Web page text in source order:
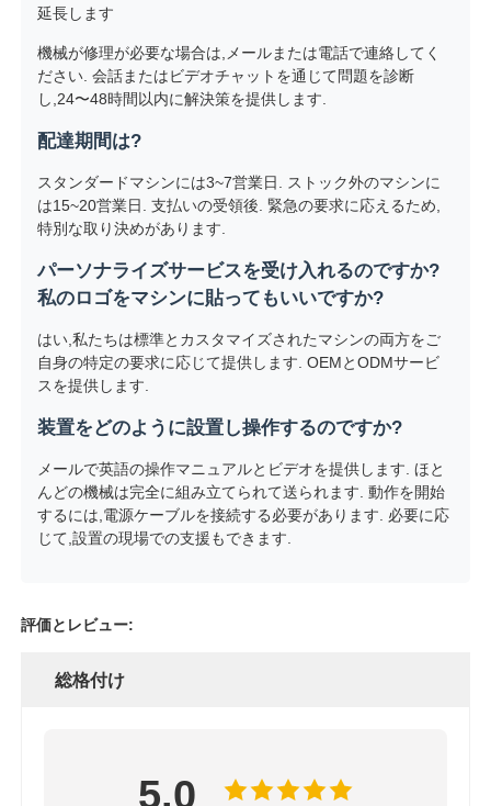
延長します
機械が修理が必要な場合は,メールまたは電話で連絡してく
ださい. 会話またはビデオチャットを通じて問題を診断
し,24〜48時間以内に解決策を提供します.
配達期間は?
スタンダードマシンには3~7営業日. ストック外のマシンに
は15~20営業日. 支払いの受領後. 緊急の要求に応えるため,
特別な取り決めがあります.
パーソナライズサービスを受け入れるのですか?
私のロゴをマシンに貼ってもいいですか?
はい,私たちは標準とカスタマイズされたマシンの両方をご
自身の特定の要求に応じて提供します. OEMとODMサービ
スを提供します.
装置をどのように設置し操作するのですか?
メールで英語の操作マニュアルとビデオを提供します. ほと
んどの機械は完全に組み立てられて送られます. 動作を開始
するには,電源ケーブルを接続する必要があります. 必要に応
じて,設置の現場での支援もできます.
評価とレビュー:
総格付け
5.0